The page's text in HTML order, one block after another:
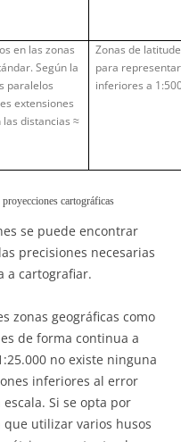
en las zonas
Según la
paralelos
extensiones
distancias ≈
Zonas de
para
inferiores a
proyecciones cartográficas
se puede encontrar
precisiones necesarias
a cartografiar.
zonas geográficas como
de forma continua a
no existe ninguna
inferiores al error
Si se opta por
utilizar varios husos